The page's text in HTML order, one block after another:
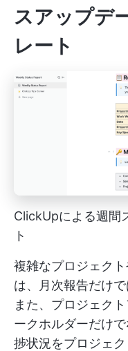
スアップデ
レート
ClickUpによる週間
ト
複雑なプロジェク
は、月次報告だけ
また、プロジェク
ークホルダーだけ
捗状況をプロジェ